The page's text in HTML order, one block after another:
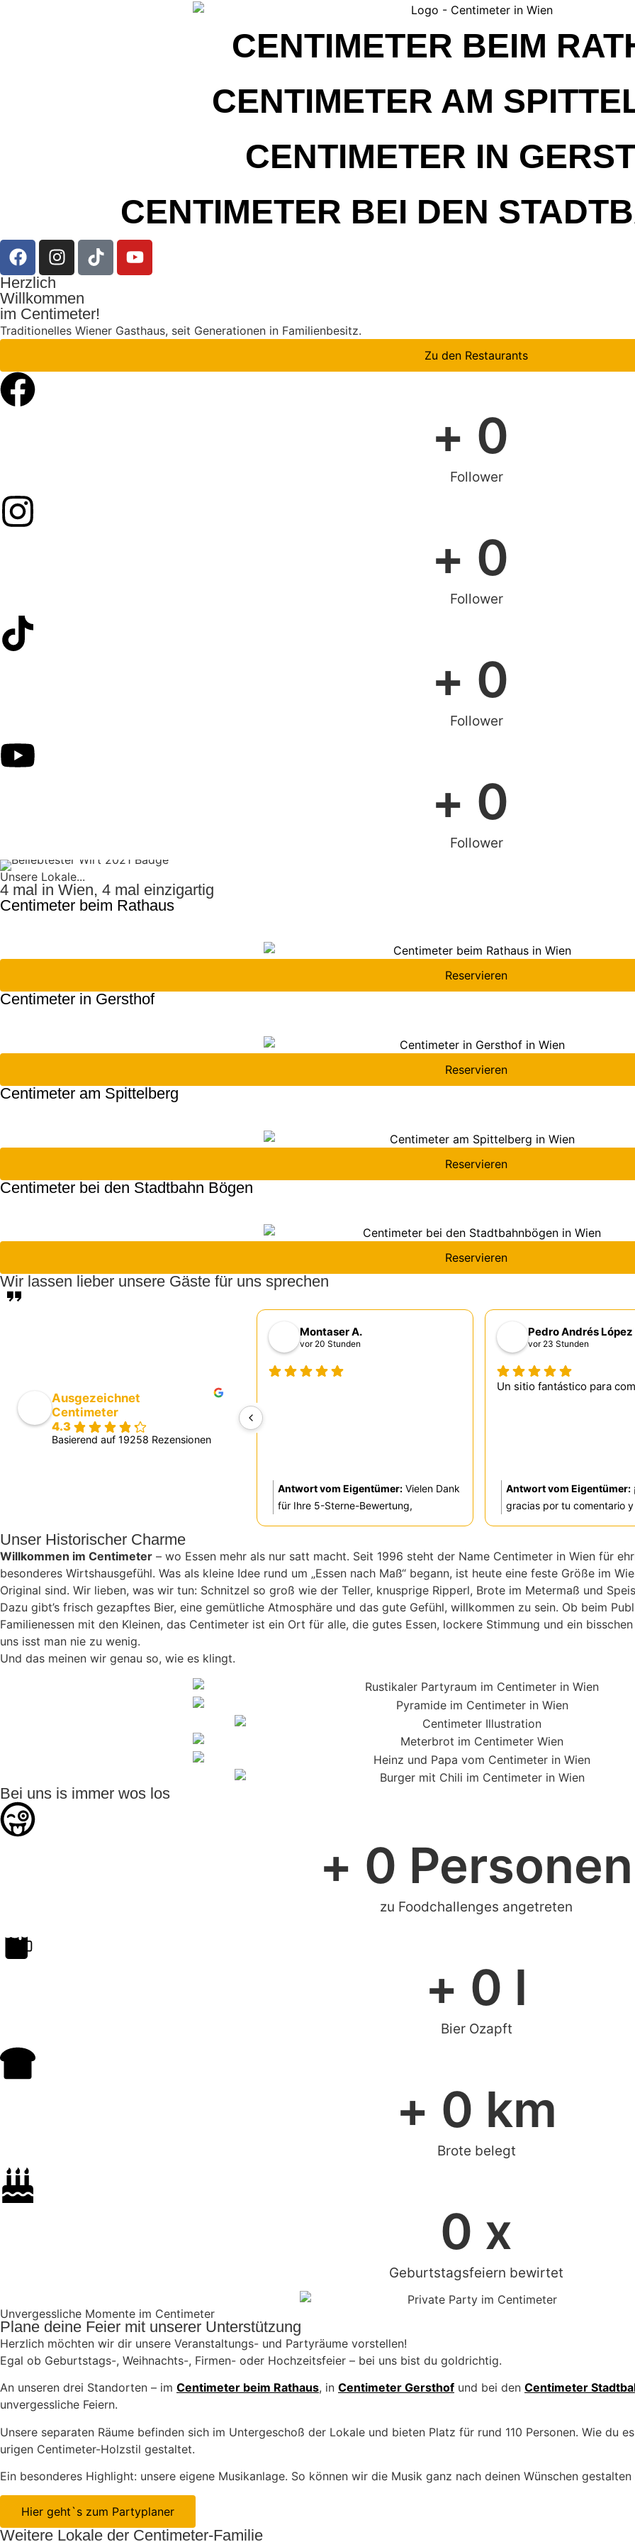
CENTIMETER BEIM
CENTIMETER AM
CENTIMETER IN
CENTIMETER BEI DEN
Herzlich
Willkommen
im Centimeter!
Traditionelles Wiener Gasthaus, seit Generationen in Familienbesitz.
Zu den Restaurants
Follower
+ 0
Follower
+ 0
Follower
+ 0
Follower
+ 0
Unsere Lokale...
4 mal in Wien, 4 mal einzigartig
Centimeter beim Rathaus
Reservieren
Centimeter in Gersthof
Reservieren
Centimeter am Spittelberg
Reservieren
Centimeter bei den Stadtbahn Bögen
Reservieren
Wir lassen lieber unsere Gäste für uns sprechen
Ausgezeichnet
Centimeter
4.3
Basierend auf 19258 Rezensionen
Montaser A.
vor 20 Stunden
Antwort vom Eigentümer: Vielen Dank
für Ihre 5-Sterne-Bewertung,
Unterstützung benötigen oder Fragen
haben, sind wir gern für Sie da. Lg.
Centimeter - Team
Pedro Andrés López
vor 23 Stunden
Un sitio fantástico para
Antwort vom Eigentümer:
gracias por tu comentario
propuesta tanto para
cenar. Esperamos verte
nuevo para seguir
excelente experiencia
Lg. Centimeter - Team
Unser Historischer Charme
Willkommen im Centimeter – wo Essen mehr als nur satt macht. Seit 1996 steht der Name Centimeter in Wien für
besonderes Wirtshausgefühl. Was als kleine Idee rund um „Essen nach Maß“ begann, ist heute eine feste Größe im
Original sind. Wir lieben, was wir tun: Schnitzel so groß wie der Teller, knusprige Ripperl, Brote im Metermaß und
Dazu gibt’s frisch gezapftes Bier, eine gemütliche Atmosphäre und das gute Gefühl, willkommen zu sein. Ob beim
Familienessen mit den Kleinen, das Centimeter ist ein Ort für alle, die gutes Essen, lockere Stimmung und ein
uns isst man nie zu wenig.
Und das meinen wir genau so, wie es klingt.
Bei uns is immer wos los
zu Foodchallenges angetreten
+ 0 Personen
Bier Ozapft
+ 0 l
Brote belegt
+ 0 km
Geburtstagsfeiern bewirtet
0 x
Unvergessliche Momente im Centimeter
Plane deine Feier mit unserer Unterstützung
Herzlich möchten wir dir unsere Veranstaltungs- und Partyräume vorstellen!
Egal ob Geburtstags-, Weihnachts-, Firmen- oder Hochzeitsfeier – bei uns bist du goldrichtig.
An unseren drei Standorten – im Centimeter beim Rathaus, in Centimeter Gersthof und bei den Centimeter
unvergessliche Feiern.
Unsere separaten Räume befinden sich im Untergeschoß der Lokale und bieten Platz für rund 110 Personen. Wie du
urigen Centimeter-Holzstil gestaltet.
Ein besonderes Highlight: unsere eigene Musikanlage. So können wir die Musik ganz nach deinen Wünschen
Hier geht`s zum Partyplaner
Weitere Lokale der Centimeter-Familie